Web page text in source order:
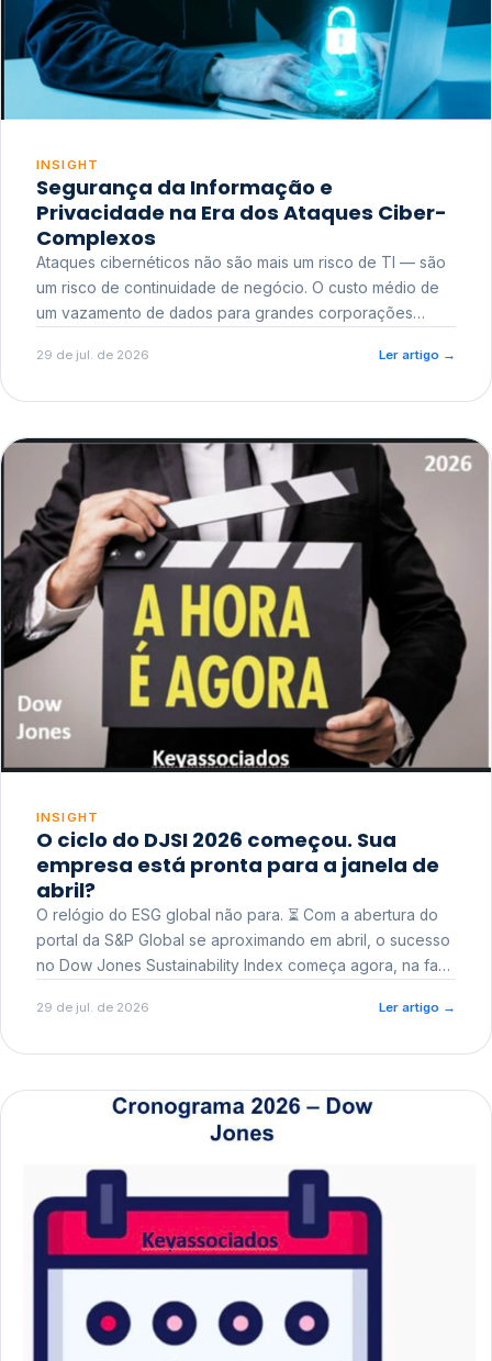
INSIGHT
Segurança da Informação e
Privacidade na Era dos Ataques Ciber-
Complexos
Ataques cibernéticos não são mais um risco de TI — são
um risco de continuidade de negócio. O custo médio de
um vazamento de dados para grandes corporações
reputacional e o risco regulatório junto a órgãos como a
29 de jul. de 2026 Ler artigo →
INSIGHT
O ciclo do DJSI 2026 começou. Sua
empresa está pronta para a janela de
abril?
O relógio do ESG global não para. ⏳ Com a abertura do
portal da S&P Global se aproximando em abril, o sucesso
no Dow Jones Sustainability Index começa agora, na fase
29 de jul. de 2026 Ler artigo →